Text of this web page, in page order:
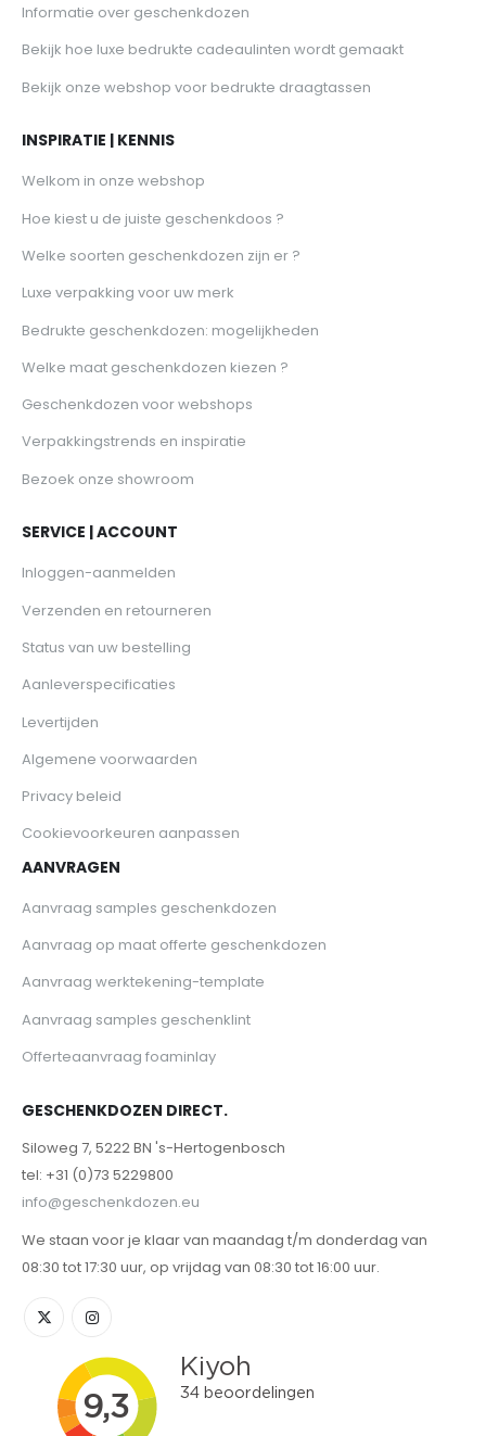
Informatie over geschenkdozen
Bekijk hoe luxe bedrukte cadeaulinten wordt gemaakt
Bekijk onze webshop voor bedrukte draagtassen
INSPIRATIE | KENNIS
Welkom in onze webshop
Hoe kiest u de juiste geschenkdoos ?
Welke soorten geschenkdozen zijn er ?
Luxe verpakking voor uw merk
Bedrukte geschenkdozen: mogelijkheden
Welke maat geschenkdozen kiezen ?
Geschenkdozen voor webshops
Verpakkingstrends en inspiratie
Bezoek onze showroom
SERVICE | ACCOUNT
Inloggen-aanmelden
Verzenden en retourneren
Status van uw bestelling
Aanleverspecificaties
Levertijden
Algemene voorwaarden
Privacy beleid
Cookievoorkeuren aanpassen
AANVRAGEN
Aanvraag samples geschenkdozen
Aanvraag op maat offerte geschenkdozen
Aanvraag werktekening-template
Aanvraag samples geschenklint
Offerteaanvraag foaminlay
GESCHENKDOZEN DIRECT.
Siloweg 7, 5222 BN 's-Hertogenbosch
tel: +31 (0)73 5229800
info@geschenkdozen.eu
We staan voor je klaar van maandag t/m donderdag van
08:30 tot 17:30 uur, op vrijdag van 08:30 tot 16:00 uur.